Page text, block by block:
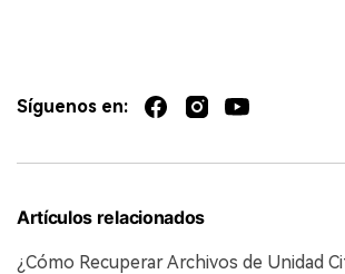
Síguenos en:
Artículos relacionados
¿Cómo Recuperar Archivos de Unidad